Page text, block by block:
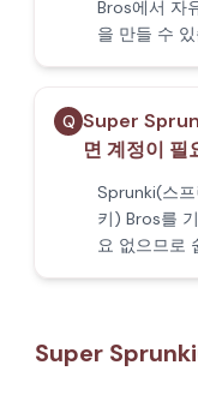
Bros에서 자
을 만들 수
Q Super
면 계정이 필
Sprunki(스
키) Bros를
요 없으므로
Super